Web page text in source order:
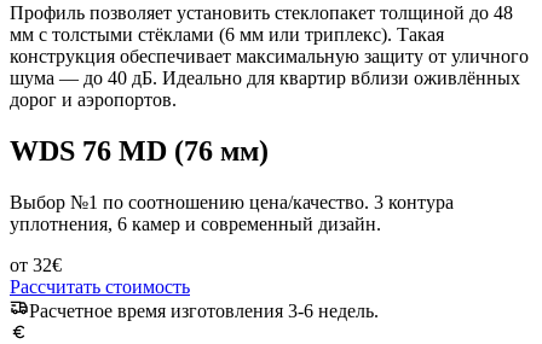
Профиль позволяет установить стеклопакет толщиной до 48
мм с толстыми стёклами (6 мм или триплекс). Такая
конструкция обеспечивает максимальную защиту от уличного
шума — до 40 дБ. Идеально для квартир вблизи оживлённых
дорог и аэропортов.
WDS 76 MD (76 мм)
Выбор №1 по соотношению цена/качество. 3 контура
уплотнения, 6 камер и современный дизайн.
от 32€
Рассчитать стоимость
Расчетное время изготовления 3-6 недель.